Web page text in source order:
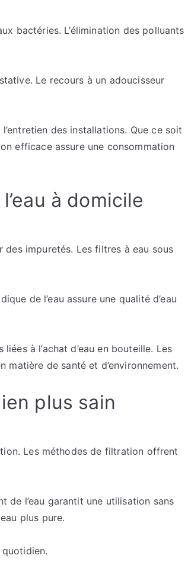
bactéries. L’élimination des polluants
Le recours à un adoucisseur
des installations. Que ce soit
efficace assure une consommation
à domicile
des impuretés. Les filtres à eau sous
de l’eau assure une qualité d’eau
à l’achat d’eau en bouteille. Les
matière de santé et d’environnement.
plus sain
Les méthodes de filtration offrent
de l’eau garantit une utilisation sans
plus pure.